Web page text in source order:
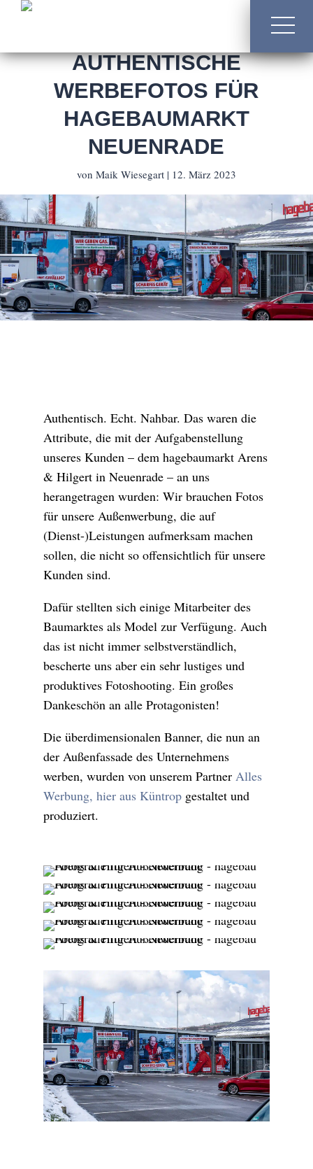
AUTHENTISCHE
WERBEFOTOS FÜR
HAGEBAUMARKT
NEUENRADE
von Maik Wiesegart| 12. März 2023
Authentisch. Echt. Nahbar. Das waren die
Attribute, die mit der Aufgabenstellung
unseres Kunden – dem hagebaumarkt Arens
& Hilgert in Neuenrade – an uns
herangetragen wurden: Wir brauchen Fotos
für unsere Außenwerbung, die auf
(Dienst-)Leistungen aufmerksam machen
sollen, die nicht so offensichtlich für unsere
Kunden sind.
Dafür stellten sich einige Mitarbeiter des
Baumarktes als Model zur Verfügung. Auch
das ist nicht immer selbstverständlich,
bescherte uns aber ein sehr lustiges und
produktives Fotoshooting. Ein großes
Dankeschön an alle Protagonisten!
Die überdimensionalen Banner, die nun an
der Außenfassade des Unternehmens
werben, wurden von unserem Partner Alles
Werbung, hier aus Küntropgestaltet und
produziert.